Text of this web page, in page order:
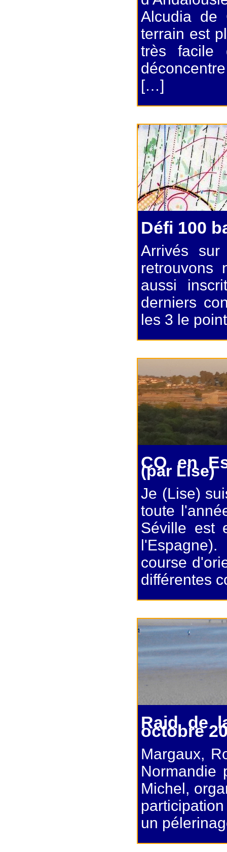
Alcudia de
terrain est
très facile
[…]
Défi 100
Arrivés
retrouvons
aussi
derniers
les 3 le
CO en
(par Lise)
Je (Lise)
toute
Séville est
course
différentes
Raid de
octobre
Margaux,
Normandie
Michel,
un